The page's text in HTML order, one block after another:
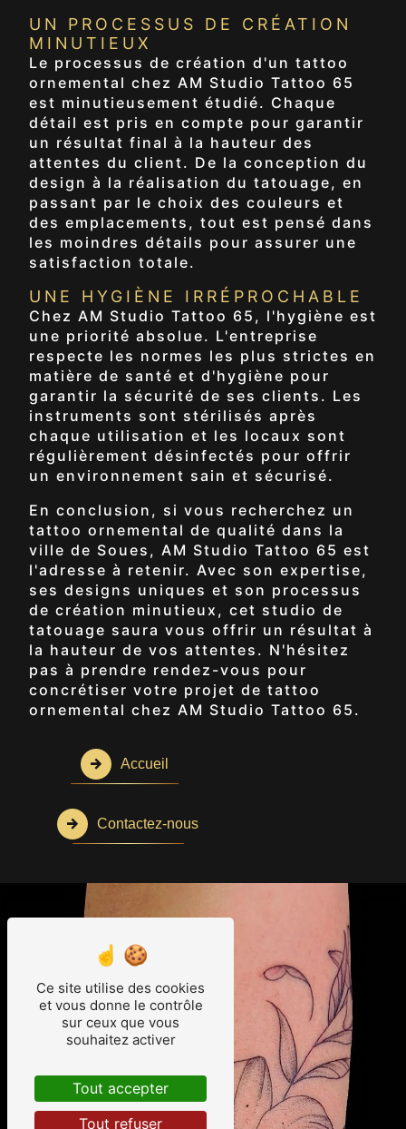
UN PROCESSUS DE CRÉATION
MINUTIEUX
Le processus de création d'un tattoo
ornemental chez AM Studio Tattoo 65
est minutieusement étudié. Chaque
détail est pris en compte pour garantir
un résultat final à la hauteur des
attentes du client. De la conception du
design à la réalisation du tatouage, en
passant par le choix des couleurs et
des emplacements, tout est pensé dans
les moindres détails pour assurer une
satisfaction totale.
UNE HYGIÈNE IRRÉPROCHABLE
Chez AM Studio Tattoo 65, l'hygiène est
une priorité absolue. L'entreprise
respecte les normes les plus strictes en
matière de santé et d'hygiène pour
garantir la sécurité de ses clients. Les
instruments sont stérilisés après
chaque utilisation et les locaux sont
régulièrement désinfectés pour offrir
un environnement sain et sécurisé.
En conclusion, si vous recherchez un
tattoo ornemental de qualité dans la
ville de Soues, AM Studio Tattoo 65 est
l'adresse à retenir. Avec son expertise,
ses designs uniques et son processus
de création minutieux, cet studio de
tatouage saura vous offrir un résultat à
la hauteur de vos attentes. N'hésitez
pas à prendre rendez-vous pour
concrétiser votre projet de tattoo
ornemental chez AM Studio Tattoo 65.
Accueil
Contactez-nous
Ce site utilise des cookies
et vous donne le contrôle
sur ceux que vous
souhaitez activer
Tout accepter
Tout refuser